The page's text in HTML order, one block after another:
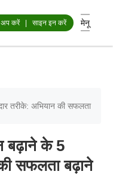
अप करें| साइन इन करें मेनू
तरीके: अभियान की सफलता
बढ़ाने के 5
सफलता बढ़ाने